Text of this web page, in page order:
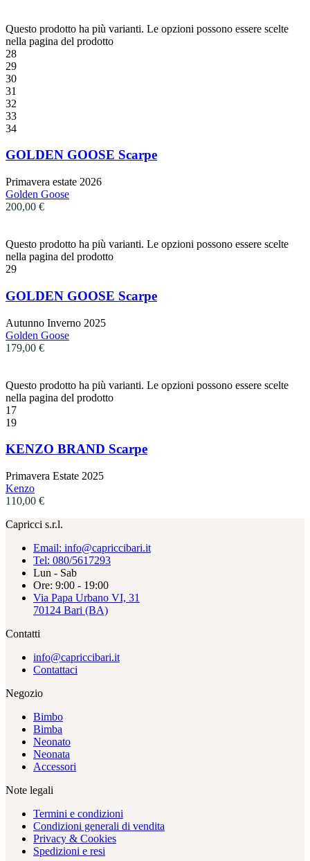
Questo prodotto ha più varianti. Le opzioni possono essere scelte
nella pagina del prodotto
28
29
30
31
32
33
34
GOLDEN GOOSE Scarpe
Primavera estate 2026
Golden Goose
200,00 €
Questo prodotto ha più varianti. Le opzioni possono essere scelte
nella pagina del prodotto
29
GOLDEN GOOSE Scarpe
Autunno Inverno 2025
Golden Goose
179,00 €
Questo prodotto ha più varianti. Le opzioni possono essere scelte
nella pagina del prodotto
17
19
KENZO BRAND Scarpe
Primavera Estate 2025
Kenzo
110,00 €
Capricci s.r.l.
Email: info@capriccibari.it
Tel: 080/5617293
Lun - Sab
Ore: 9:00 - 19:00
Via Papa Urbano VI, 31
70124 Bari (BA)
Contatti
info@capriccibari.it
Contattaci
Negozio
Bimbo
Bimba
Neonato
Neonata
Accessori
Note legali
Termini e condizioni
Condizioni generali di vendita
Privacy & Cookies
Spedizioni e resi